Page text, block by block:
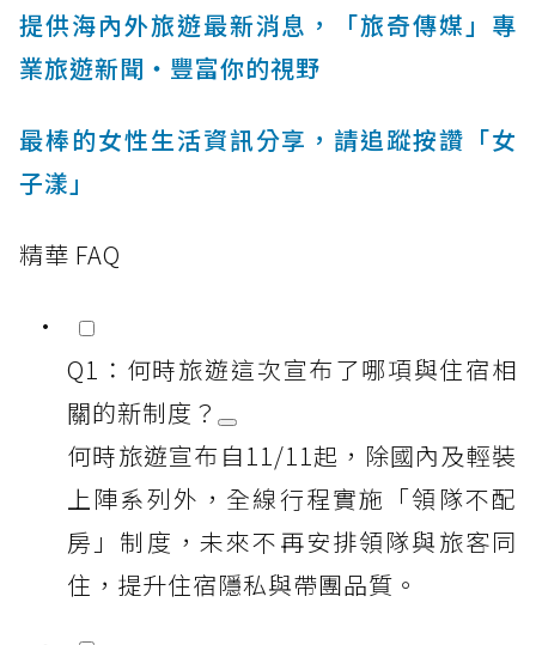
提供海內外旅遊最新消息，「旅奇傳媒」專
業旅遊新聞‧豐富你的視野
最棒的女性生活資訊分享，請追蹤按讚「女
子漾」
精華 FAQ
Q1：何時旅遊這次宣布了哪項與住宿相
關的新制度？
何時旅遊宣布自11/11起，除國內及輕裝
上陣系列外，全線行程實施「領隊不配
房」制度，未來不再安排領隊與旅客同
住，提升住宿隱私與帶團品質。